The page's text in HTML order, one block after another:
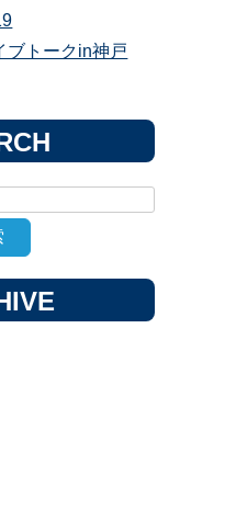
ブトークin神戸